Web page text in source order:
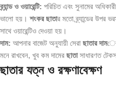
ব্র্যান্ড ও ওয়ারেন্টি: পরিচিত এবং সুনামের অধিকারী
ভালো হয়। শংকর ছাতার মতো ব্র্যান্ডের উপর
সাথে ওয়ারেন্টিও দেওয়া হয়।
দাম: আপনার বাজেট অনুযায়ী সেরা ছাতার দামের
মনে রাখবেন, খুব কম দামের ছাতাসাধারণত
ছাতার যত্ন ও রক্ষণাবেক্ষণ